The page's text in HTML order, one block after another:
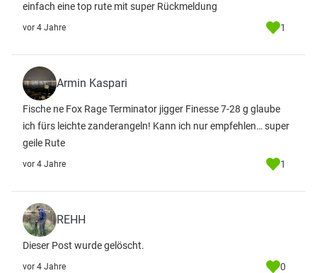
einfach eine top rute mit super Rückmeldung
vor 4 Jahre 1
Armin Kaspari
Fische ne Fox Rage Terminator jigger Finesse 7-28 g glaube
ich fürs leichte zanderangeln! Kann ich nur empfehlen… super
geile Rute
vor 4 Jahre 1
REHH
Dieser Post wurde gelöscht.
vor 4 Jahre 0